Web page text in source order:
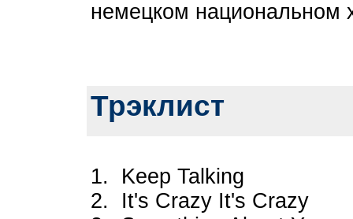
немецком национальном
Трэклист
1. Keep Talking
2. It's Crazy It's Crazy